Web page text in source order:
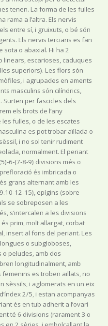
tenen. La forma de les fulles
rama a l’altra. Els nervis
entre sí, i gruixuts, o bé són
Els nervis terciaris es fan
sota o abaxial. Hi ha 2
linears, escarioses, caduques
superiors). Les flors són
i agrupades en aments
masculins són cilíndrics,
Surten per fascicles dels
els brots de l’any
les fulles, o de les escates
es pot trobar aïllada o
i no sol tenir rudiment
normalment. El periant
6-(7-8-9) divisions més o
és imbricada o
grans alternant amb les
12-15), epígins (sobre
se sobreposen a les
s’intercalen a les divisions
prim, molt allargat, corbat
insert al fons del periant. Les
o subgloboses,
peludes, amb dos
longitudinalment, amb
femenins es troben aïllats, no
sèssils, i aglomerats en un eix
2/5, i estan acompanyas
és en tub adherit a l’ovari
té 6 divisions (rarament 3 o